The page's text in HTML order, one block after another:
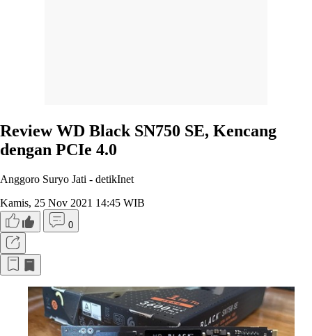
Review WD Black SN750 SE, Kencang
dengan PCIe 4.0
Anggoro Suryo Jati - detikInet
Kamis, 25 Nov 2021 14:45 WIB
0